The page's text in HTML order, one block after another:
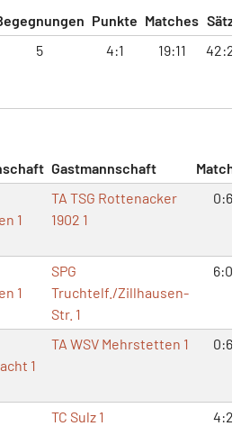
Punkte Matches Sätze
5 4:1 19:11 42:25
Gastmannschaft
Matches
1
TA TSG Rottenacker
1902 1
0:6
1
SPG
Truchtelf./Zillhausen-
Str. 1
6:0
1
TA WSV Mehrstetten 1 0:6
TC Sulz 1 4:2